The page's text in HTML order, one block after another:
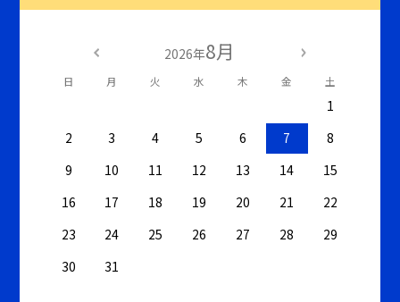
2026年8月
日 月 火 水 木 金 土
1
2
3 4 5 6 7
8
9
10 11 12 13 14
15
16
17 18 19 20 21
22
23
24 25 26 27 28
29
30
31